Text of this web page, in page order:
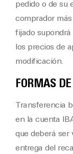
pedido o de su
comprador
fijado
los precios de
modificación.
FORMAS
Transferencia
en la cuenta
que deberá ser
entrega del